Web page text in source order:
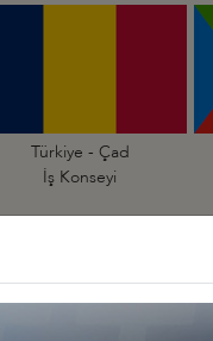
Türkiye - Çad
İş Konseyi